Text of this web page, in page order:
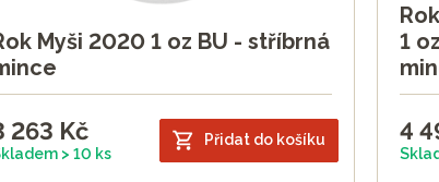
Myši 2020 1 oz BU - stříbrná
263 Kč
> 10 ks
Přidat do košíku
1
4